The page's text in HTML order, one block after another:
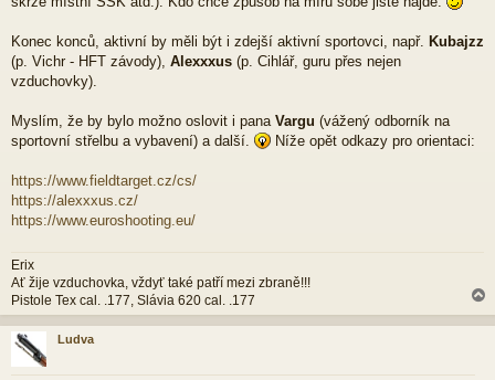
Konec konců, aktivní by měli být i zdejší aktivní sportovci, např. Kubajzz
(p. Vichr - HFT závody), Alexxxus (p. Cihlář, guru přes nejen
vzduchovky).
Myslím, že by bylo možno oslovit i pana Vargu (vážený odborník na
sportovní střelbu a vybavení) a další.
Níže opět odkazy pro orientaci:
https://www.fieldtarget.cz/cs/
https://alexxxus.cz/
https://www.euroshooting.eu/
Erix
Ať žije vzduchovka, vždyť také patří mezi zbraně!!!
Pistole Tex cal. .177, Slávia 620 cal. .177
a
h
Ludva